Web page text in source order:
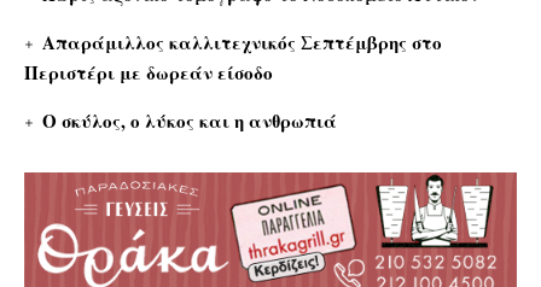
Απαράμιλλος καλλιτεχνικός Σεπτέμβρης στο
Περιστέρι με δωρεάν είσοδο
Ο σκύλος, ο λύκος και η ανθρωπιά